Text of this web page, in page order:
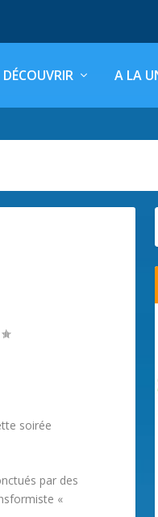
DÉCOUVRIR A LA
soirée
par des
«